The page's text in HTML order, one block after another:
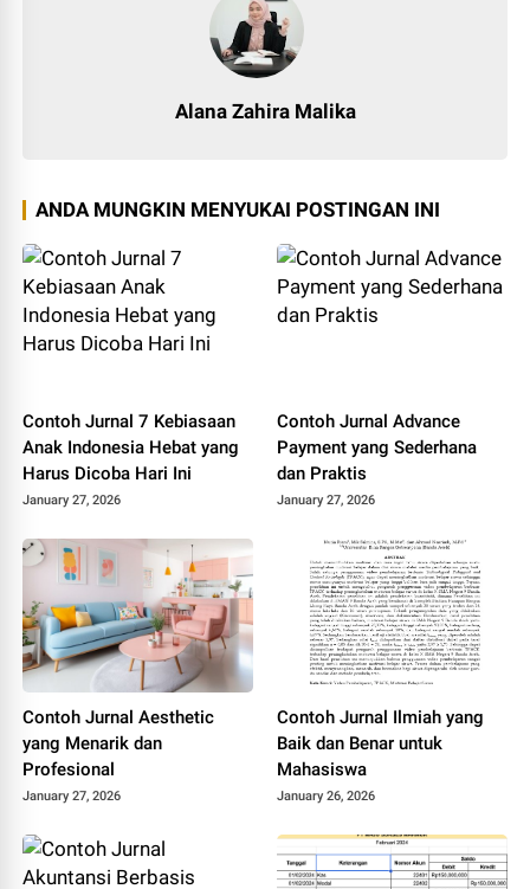
Alana Zahira Malika
ANDA MUNGKIN MENYUKAI POSTINGAN INI
Contoh Jurnal 7 Kebiasaan
Anak Indonesia Hebat yang
Harus Dicoba Hari Ini
January 27, 2026
Contoh Jurnal Advance
Payment yang Sederhana
dan Praktis
January 27, 2026
Contoh Jurnal Aesthetic
yang Menarik dan
Profesional
January 27, 2026
Contoh Jurnal Ilmiah yang
Baik dan Benar untuk
Mahasiswa
January 26, 2026